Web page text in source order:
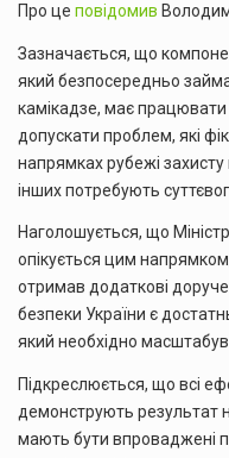
Про це повідомив
Зазначається, що
який безпосередньо
камікадзе, має
допускати проблем, які
напрямках рубежі
інших потребують
Наголошується, що
опікується цим
отримав додаткові
безпеки України є
який необхідно
Підкреслюється, що всі
демонструють результат
мають бути впроваджені